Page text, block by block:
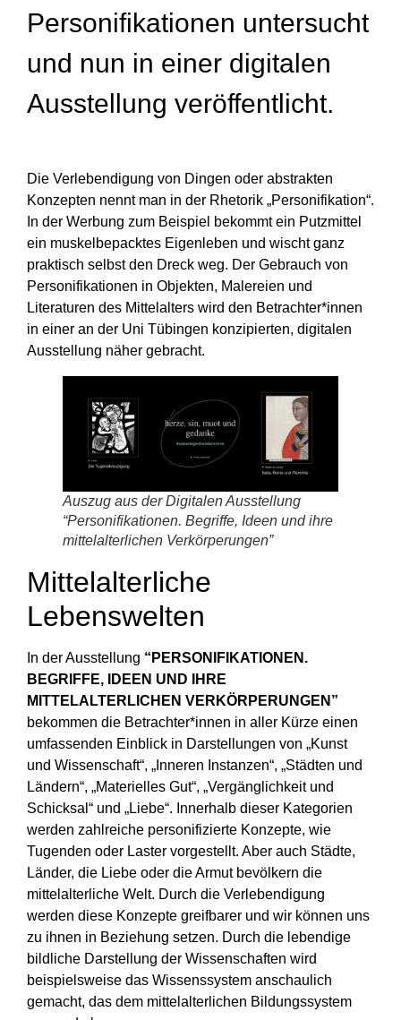
Personifikationen untersucht
und nun in einer digitalen
Ausstellung veröffentlicht.
Die Verlebendigung von Dingen oder abstrakten
Konzepten nennt man in der Rhetorik „Personifikation“.
In der Werbung zum Beispiel bekommt ein Putzmittel
ein muskelbepacktes Eigenleben und wischt ganz
praktisch selbst den Dreck weg. Der Gebrauch von
Personifikationen in Objekten, Malereien und
Literaturen des Mittelalters wird den Betrachter*innen
in einer an der Uni Tübingen konzipierten, digitalen
Ausstellung näher gebracht.
Auszug aus der Digitalen Ausstellung
“Personifikationen. Begriffe, Ideen und ihre
mittelalterlichen Verkörperungen”
Mittelalterliche
Lebenswelten
In der Ausstellung “PERSONIFIKATIONEN.
BEGRIFFE, IDEEN UND IHRE
MITTELALTERLICHEN VERKÖRPERUNGEN”
bekommen die Betrachter*innen in aller Kürze einen
umfassenden Einblick in Darstellungen von „Kunst
und Wissenschaft“, „Inneren Instanzen“, „Städten und
Ländern“, „Materielles Gut“, „Vergänglichkeit und
Schicksal“ und „Liebe“. Innerhalb dieser Kategorien
werden zahlreiche personifizierte Konzepte, wie
Tugenden oder Laster vorgestellt. Aber auch Städte,
Länder, die Liebe oder die Armut bevölkern die
mittelalterliche Welt. Durch die Verlebendigung
werden diese Konzepte greifbarer und wir können uns
zu ihnen in Beziehung setzen. Durch die lebendige
bildliche Darstellung der Wissenschaften wird
beispielsweise das Wissenssystem anschaulich
gemacht, das dem mittelalterlichen Bildungssystem